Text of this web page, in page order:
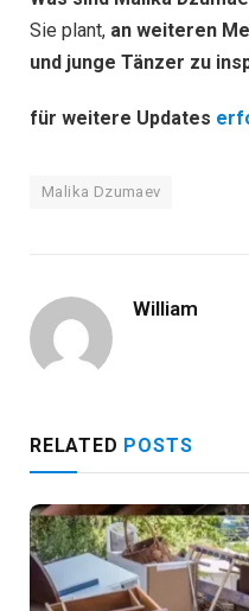
Sie plant, an weiteren
und junge Tänzer zu
für weitere Updates
Malika Dzumaev
William
RELATED POSTS